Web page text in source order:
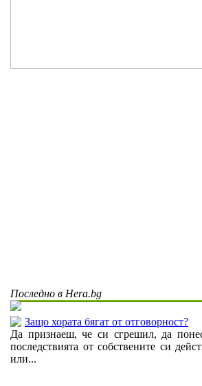
Последно в Hera.bg
Защо хората бягат от отговорност?
Да признаеш, че си сгрешил, да
последствията от собствените си
или...